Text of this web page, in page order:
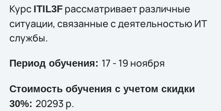
Курс ITIL3Fрассматривает различные
ситуации, связанные с деятельностью ИТ
службы.
Период обучения: 17 - 19 ноября
Стоимость обучения с учетом скидки
30%: 20293 р.